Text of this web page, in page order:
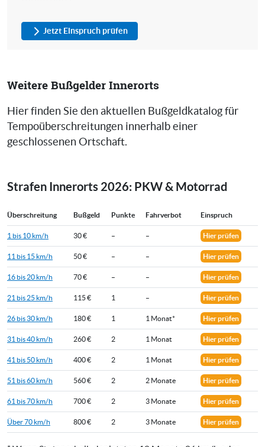
Jetzt Einspruch prüfen
Weitere Bußgelder Innerorts
Hier finden Sie den aktuellen Bußgeldkatalog für
Tempoüberschreitungen innerhalb einer
geschlossenen Ortschaft.
Strafen Innerorts 2026: PKW & Motorrad
Überschreitung Bußgeld Punkte Fahrverbot Einspruch
1 bis 10 km/h 30 € – – Hier prüfen
11 bis 15 km/h 50 € – – Hier prüfen
16 bis 20 km/h 70 € – – Hier prüfen
21 bis 25 km/h 115 € 1 – Hier prüfen
26 bis 30 km/h 180 € 1 1 Monat* Hier prüfen
31 bis 40 km/h 260 € 2 1 Monat Hier prüfen
41 bis 50 km/h 400 € 2 1 Monat Hier prüfen
51 bis 60 km/h 560 € 2 2 Monate Hier prüfen
61 bis 70 km/h 700 € 2 3 Monate Hier prüfen
Über 70 km/h 800 € 2 3 Monate Hier prüfen